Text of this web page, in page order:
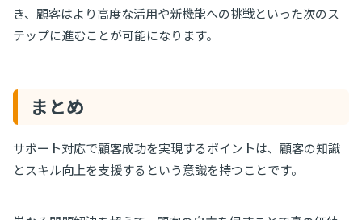
き、顧客はより高度な活用や新機能への挑戦といった次のス
テップに進むことが可能になります。
まとめ
サポート対応で顧客成功を実現するポイントは、顧客の知識
とスキル向上を支援するという意識を持つことです。